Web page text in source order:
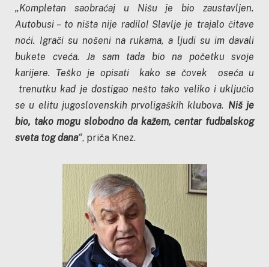
„Kompletan saobraćaj u Nišu je bio zaustavljen.
Autobusi – to ništa nije radilo! Slavlje je trajalo čitave
noći. Igrači su nošeni na rukama, a ljudi su im davali
bukete cveća. Ja sam tada bio na početku svoje
karijere. Teško je opisati kako se čovek oseća u
trenutku kad je dostigao nešto tako veliko i uključio
se u elitu jugoslovenskih prvoligaških klubova. Niš je
bio, tako mogu slobodno da kažem, centar fudbalskog
sveta tog dana“, priča Knez.